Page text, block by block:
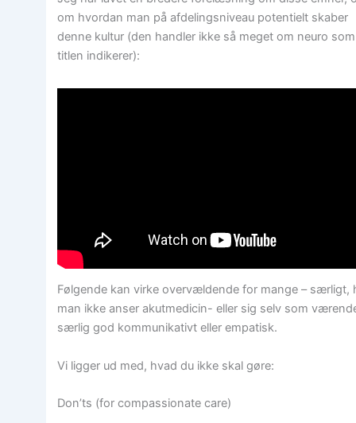
om hvordan man på afdelingsniveau potentielt skaber
denne kultur (den handler ikke så meget om neuro som
titlen indikerer):
Følgende kan virke overvældende for mange – særligt,
man ikke anser akutmedicin- eller sig selv som
særlig god kommunikativt eller empatisk.
Vi ligger ud med, hvad du ikke skal gøre:
Don’ts (for compassionate care)